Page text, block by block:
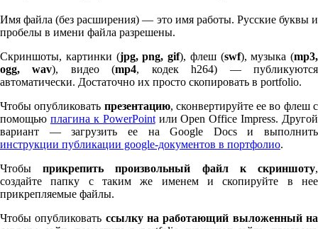
Имя файла (без расширения) — это имя работы. Русские буквы и
пробелы в имени файла разрешены.
Скриншоты, картинки (jpg, png, gif), флеш (swf), музыка (mp3,
ogg, wav), видео (mp4, кодек h264) — публикуются
автоматически. Достаточно их просто скопировать в port­fo­lio.
Чтобы опубликовать презентацию, сконвертируйте ее во флеш с
помощью плагина к Pow­er­Pointили Open Office Impress. Другой
вариант — загрузить ее на Google Docs и выполнить
инструкции публикации google-документов в портфолио.
Чтобыприкрепить произвольный файл к скриншоту,
создайте папку с таким же именем и скопируйте в нее
прикрепляемые файлы.
Чтобы опубликовать ссылку на работающий выложенный на